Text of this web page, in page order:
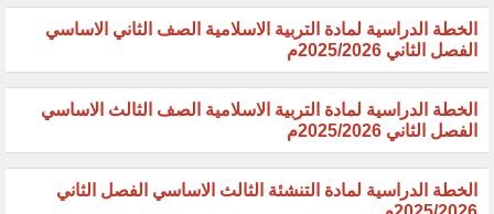
الخطة الدراسية لمادة التربية الاسلامية الصف الثاني الاساسي
الفصل الثاني 2025/2026م
الخطة الدراسية لمادة التربية الاسلامية الصف الثالث الاساسي
الفصل الثاني 2025/2026م
الخطة الدراسية لمادة التنشئة الثالث الاساسي الفصل الثاني